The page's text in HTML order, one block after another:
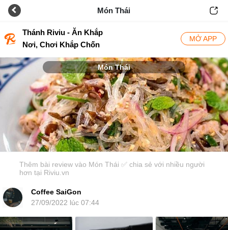
Món Thái
Thánh Riviu - Ăn Khắp
Nơi, Chơi Khắp Chốn
MỞ APP
Món Thái
Thêm bài review vào Món Thái ✅ chia sẻ với nhiều người
hơn tại Riviu.vn
Coffee SaiGon
27/09/2022 lúc 07:44